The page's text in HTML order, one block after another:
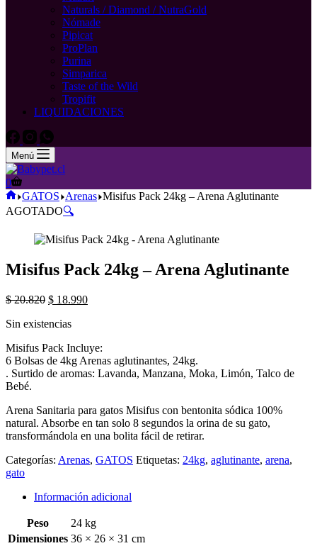
Naturals / Diamond / NutraGold
Nómade
Pipicat
ProPlan
Purina
Simparica
Taste of the Wild
Tropifit
LIQUIDACIONES
Menú
Carro
de
compra
0
Inicio
GATOS Arenas Misifus Pack 24kg – Arena Aglutinante
AGOTADO🔍
Misifus Pack 24kg – Arena Aglutinante
$20.820 El
original
$ 20.820.
$ 18.990El
$ 18.990.
Sin existencias
Misifus Pack Incluye:
6 Bolsas de 4kg Arenas aglutinantes, 24kg.
. Surtido de aromas: Lavanda, Manzana, Moka, Limón, Talco de
Bebé.
Arena Sanitaria para gatos Misifus con bentonita sódica 100%
natural. Absorbe en tan solo 8 segundos la orina de su gato,
transformándola en una bolita fácil de retirar.
Categorías: Arenas, GATOS Etiquetas: 24kg, aglutinante, arena,
gato
Información adicional
Peso
24 kg
Dimensiones 36 × 26 × 31 cm